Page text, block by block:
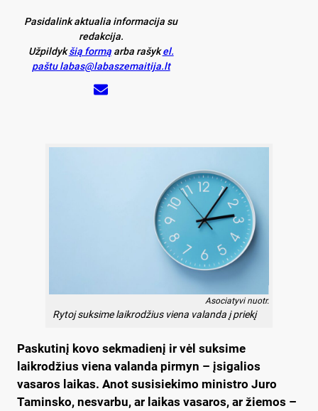
Pasidalink aktualia informacija su
redakcija.
Užpildykšią formąarba rašykel.
paštu labas@labaszemaitija.lt
Asociatyvi nuotr.
Rytoj suksime laikrodžius viena valanda į priekį
Paskutinį kovo sekmadienį ir vėl suksime
laikrodžius viena valanda pirmyn – įsigalios
vasaros laikas. Anot susisiekimo ministro Juro
Taminsko, nesvarbu, ar laikas vasaros, ar žiemos –